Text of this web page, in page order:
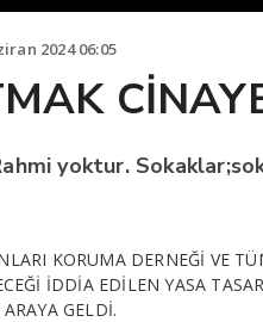
2024 06:05
yoktur.
KORUMA DERNEĞİ VE
İDDİA EDİLEN YASA
GELDİ.